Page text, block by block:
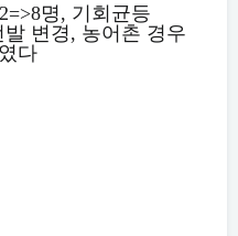
명, 기회균등
발 변경, 농어촌 경우
다